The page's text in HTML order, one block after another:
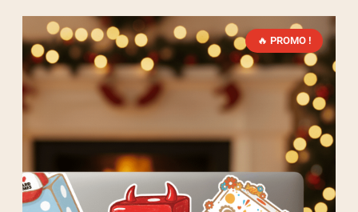
PROMO !